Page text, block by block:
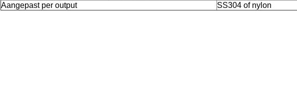
Aangepast per output
SS304 of nylon